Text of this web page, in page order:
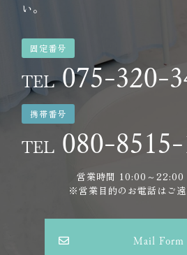
い。
固定番号
TEL075-320-
携帯番号
TEL 080-
営業時間 10:00～22:00
※営業目的のお電話はご遠
Mail Form